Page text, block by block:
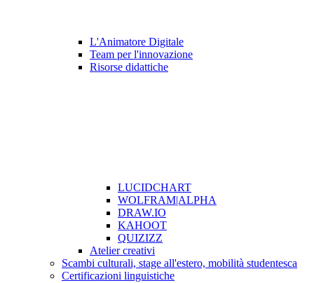
L'Animatore Digitale
Team per l'innovazione
Risorse didattiche
LUCIDCHART
WOLFRAM|ALPHA
DRAW.IO
KAHOOT
QUIZIZZ
Atelier creativi
Scambi culturali, stage all'estero, mobilità studentesca
Certificazioni linguistiche